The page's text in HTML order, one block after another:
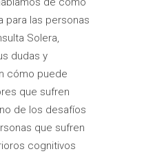
para las personas
Solera,
dudas y
cómo puede
que sufren
de los desafíos
que sufren
cognitivos